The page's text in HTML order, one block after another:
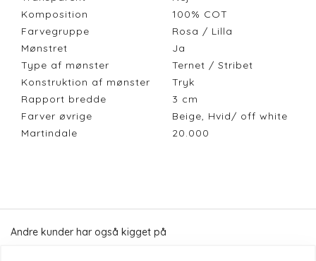
Komposition
100% COT
Farvegruppe
Rosa / Lilla
Mønstret
Ja
Type af mønster
Ternet / Stribet
Konstruktion af mønster
Tryk
Rapport bredde
3 cm
Farver øvrige
Beige, Hvid/ off white
Martindale
20.000
Andre kunder har også kigget på